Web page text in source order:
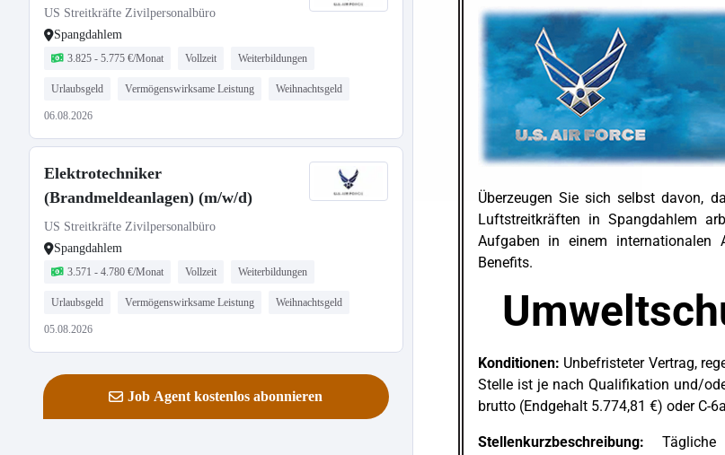
US Streitkräfte Zivilpersonalbüro
Spangdahlem
3.825 - 5.775 €/Monat Vollzeit Weiterbildungen
Urlaubsgeld Vermögenswirksame Leistung Weihnachtsgeld
06.08.2026
Elektrotechniker
(Brandmeldeanlagen) (m/w/d)
US Streitkräfte Zivilpersonalbüro
Spangdahlem
3.571 - 4.780 €/Monat Vollzeit Weiterbildungen
Urlaubsgeld Vermögenswirksame Leistung Weihnachtsgeld
05.08.2026
Job Agent kostenlos abonnieren